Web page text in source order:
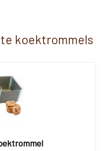
koektrommels